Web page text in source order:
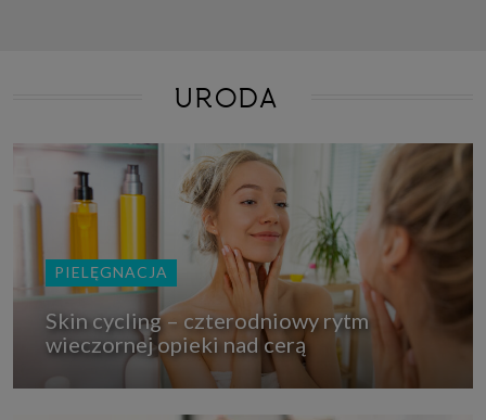
URODA
PIELĘGNACJA
Skin cycling – czterodniowy rytm
wieczornej opieki nad cerą